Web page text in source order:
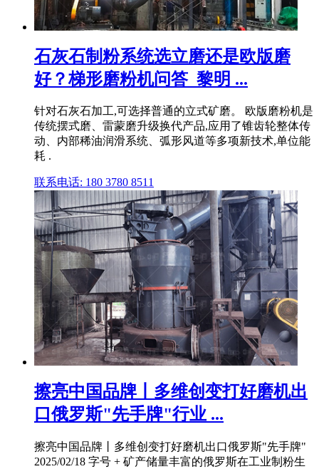
石灰石制粉系统选立磨还是欧版磨
好？梯形磨粉机问答_黎明 ...
针对石灰石加工,可选择普通的立式矿磨。 欧版磨粉机是
传统摆式磨、雷蒙磨升级换代产品,应用了锥齿轮整体传
动、内部稀油润滑系统、弧形风道等多项新技术,单位能
耗 .
联系电话: 180 3780 8511
擦亮中国品牌丨多维创变打好磨机出
口俄罗斯"先手牌"行业 ...
擦亮中国品牌丨多维创变打好磨机出口俄罗斯"先手牌"
2025/02/18 字号 + 矿产储量丰富的俄罗斯在工业制粉生